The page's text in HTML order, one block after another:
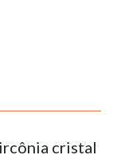
cristal